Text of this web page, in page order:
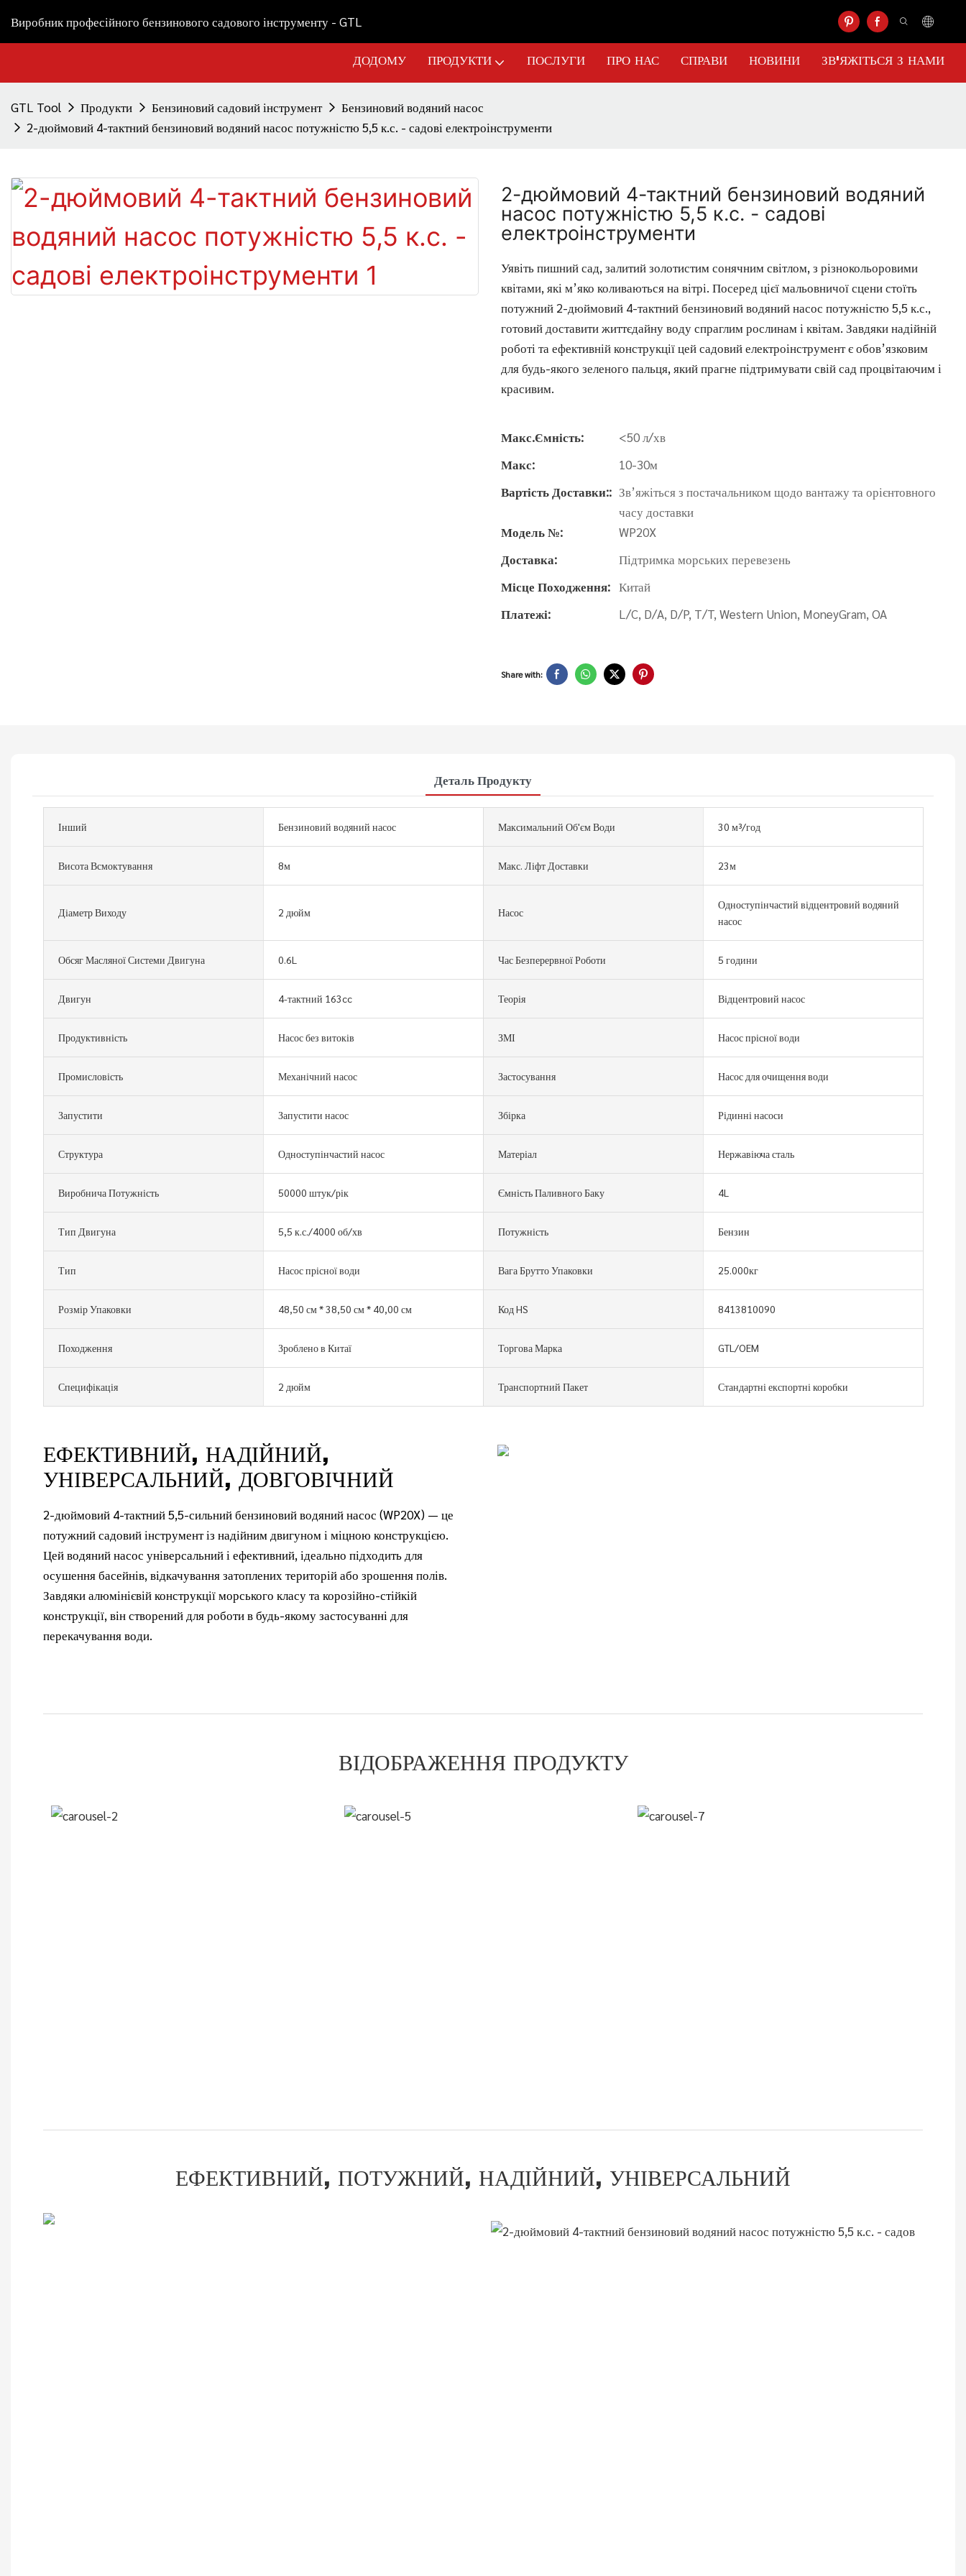
Виробник професійного бензинового садового інструменту - GTL
ДОДОМУ ПРОДУКТИ ПОСЛУГИ ПРО НАС СПРАВИ НОВИНИ ЗВ'ЯЖІТЬСЯ З НАМИ
GTL Tool Продукти Бензиновий садовий інструмент
Бензиновий водяний насос
2-дюймовий 4-тактний бензиновий водяний насос потужністю 5,5 к.с. - садові електроінструменти
2-дюймовий 4-тактний бензиновий водяний
насос потужністю 5,5 к.с. - садові
електроінструменти
Уявіть пишний сад, залитий золотистим сонячним світлом, з різнокольоровими
квітами, які м’яко коливаються на вітрі. Посеред цієї мальовничої сцени стоїть
потужний 2-дюймовий 4-тактний бензиновий водяний насос потужністю 5,5 к.с.,
готовий доставити життєдайну воду спраглим рослинам і квітам. Завдяки надійній
роботі та ефективній конструкції цей садовий електроінструмент є обов’язковим
для будь-якого зеленого пальця, який прагне підтримувати свій сад процвітаючим і
красивим.
Макс.Ємність:
<50 л/хв
Макс:
10-30м
Вартість Доставки:: Зв’яжіться з постачальником щодо вантажу та орієнтовного
часу доставки
Модель №:
WP20X
Доставка:
Підтримка морських перевезень
Місце Походження: Китай
Платежі:
L/C, D/A, D/P, T/T, Western Union, MoneyGram, OA
Share with:
Деталь Продукту
Інший Бензиновий водяний насос Максимальний Об'єм Води 30 м³/год
Висота Всмоктування 8м Макс. Ліфт Доставки 23м
Діаметр Виходу 2 дюйм Насос
Одноступінчастий відцентровий водяний
насос
Обсяг Масляної Системи Двигуна 0.6L Час Безперервної Роботи 5 години
Двигун 4-тактний 163cc Теорія Відцентровий насос
Продуктивність Насос без витоків ЗМІ Насос прісної води
Промисловість Механічний насос Застосування Насос для очищення води
Запустити Запустити насос Збірка Рідинні насоси
Структура Одноступінчастий насос Матеріал Нержавіюча сталь
Виробнича Потужність 50000 штук/рік Ємність Паливного Баку 4L
Тип Двигуна 5,5 к.с./4000 об/хв Потужність Бензин
Тип Насос прісної води Вага Брутто Упаковки 25.000кг
Розмір Упаковки 48,50 см * 38,50 см * 40,00 см Код HS 8413810090
Походження Зроблено в Китаї Торгова Марка GTL/OEM
Специфікація 2 дюйм Транспортний Пакет Стандартні експортні коробки
ЕФЕКТИВНИЙ, НАДІЙНИЙ,
УНІВЕРСАЛЬНИЙ, ДОВГОВІЧНИЙ
2-дюймовий 4-тактний 5,5-сильний бензиновий водяний насос (WP20X) — це
потужний садовий інструмент із надійним двигуном і міцною конструкцією.
Цей водяний насос універсальний і ефективний, ідеально підходить для
осушення басейнів, відкачування затоплених територій або зрошення полів.
Завдяки алюмінієвій конструкції морського класу та корозійно-стійкій
конструкції, він створений для роботи в будь-якому застосуванні для
перекачування води.
ВІДОБРАЖЕННЯ ПРОДУКТУ
ЕФЕКТИВНИЙ, ПОТУЖНИЙ, НАДІЙНИЙ, УНІВЕРСАЛЬНИЙ